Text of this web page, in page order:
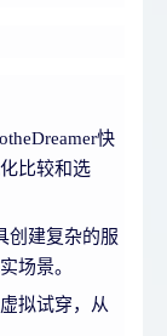
快
比较和选
创建复杂的服
场景。
拟试穿，从